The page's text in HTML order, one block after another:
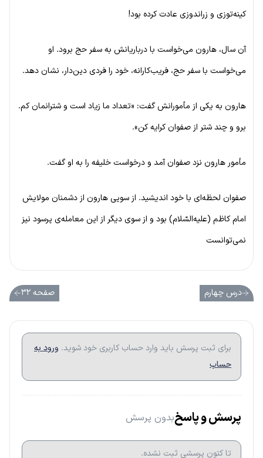
کینه‌توزی و زراندوزی عادت کرده بود!
آن سال، هارون می‌خواست با درباریانش به سفر حج برود. او
می‌خواست با سفر حج، فریب‌کارانه، خود را فردی دین‌دار، نشان دهد.
هارون به یکی از مأمورانش گفت: «تعداد ما زیاد است و شترانمان کم.
برو و چند شتر از صفوان کرایه کن».
مأمور هارون نزد صفوان آمد و درخواست خلیفه را به او گفت.
صفوان لحظه‌ای با خود اندیشید. از سویی هارون از دشمنان مولایش
امام کاظم (علیه‌السّلام) بود و از سوی دیگر از این معامله‌ی پرسود نیز
نمی‌توانست
درس چهارم صفحه ۳۲
برای ثبت پرسش باید وارد حساب کاربری خود شوید. ورود به
حساب
پرسش و پاسخبدون پرسش
تا کتون پرسشی ثبت نشده.